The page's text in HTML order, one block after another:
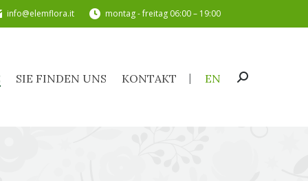
info@elemflora.it montag - freitag 06:00 – 19:00
SIE FINDEN UNS KONTAKT EN Search:
SIE FINDEN UNS KONTAKT EN